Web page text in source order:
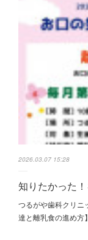
2026.03.07 15:28
知りたかった
つるがや歯科クリニ
達と離乳食の進め